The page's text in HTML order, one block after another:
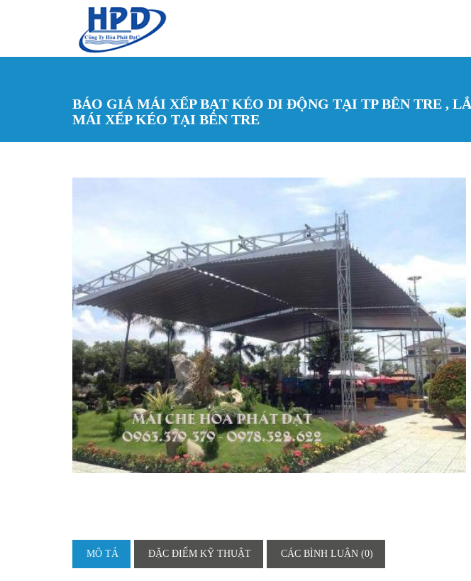
BÁO GIÁ MÁI XẾP BẠT KÉO DI ĐỘNG TẠI TP BÊN TRE ,
MÁI XẾP KÉO TẠI BÊN TRE
MÔ TẢ ĐẶC ĐIỂM KỸ THUẬT CÁC BÌNH LUẬN (0)